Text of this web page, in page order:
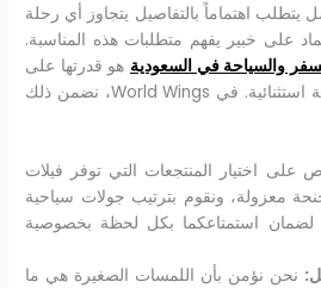
اهتماماً بالتفاصيل يتجاوز أي رحلة
على خبير يفهم متطلبات هذه المناسبة.
والسياحة في السعودية هو قدرتها على
تحويل رحلة عادية إلى تجربة استثنائية. في World Wings، نضمن ذلك
على اختيار المنتجعات التي توفر فيلات
معزولة، ونقوم بترتيب جولات سياحية
استمتاعكما بكل لحظة بخصوصية
نحن نؤمن بأن اللمسات الصغيرة هي ما